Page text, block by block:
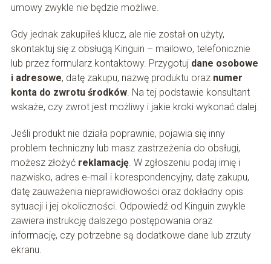
umowy zwykle nie będzie możliwe.
Gdy jednak zakupiłeś klucz, ale nie został on użyty,
skontaktuj się z obsługą Kinguin – mailowo, telefonicznie
lub przez formularz kontaktowy. Przygotuj dane osobowe
i adresowe, datę zakupu, nazwę produktu oraz numer
konta do zwrotu środków. Na tej podstawie konsultant
wskaże, czy zwrot jest możliwy i jakie kroki wykonać dalej.
Jeśli produkt nie działa poprawnie, pojawia się inny
problem techniczny lub masz zastrzeżenia do obsługi,
możesz złożyć reklamację. W zgłoszeniu podaj imię i
nazwisko, adres e-mail i korespondencyjny, datę zakupu,
datę zauważenia nieprawidłowości oraz dokładny opis
sytuacji i jej okoliczności. Odpowiedź od Kinguin zwykle
zawiera instrukcję dalszego postępowania oraz
informację, czy potrzebne są dodatkowe dane lub zrzuty
ekranu.